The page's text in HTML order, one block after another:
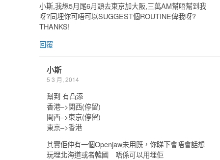
小斯,我想5月尾6月頭去東京加大阪,三萬AM幫唔幫到我
呀?同埋你可唔可以SUGGEST個ROUTINE俾我呀?
THANKS!
回覆
小斯
5 3 月, 2014
幫到 有凸添
香港–>関西(停留)
関西–>東京(停留)
東京–>香港
其實佢仲有一個Openjaw未用既，你睇下會唔會話想
玩埋北海道或者韓國 唔係可以用埋佢